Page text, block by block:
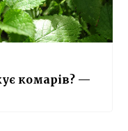
комарів? —